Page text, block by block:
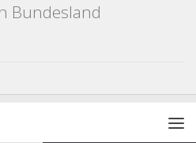
Bundesland